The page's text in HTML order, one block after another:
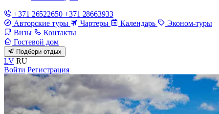
+371 26522650 +371 28663933
Авторские туры
Чартеры Календарь
Эконом-туры
Визы
Контакты
Гостевой дом
Подбери отдых
LV RU
Войти Регистрация